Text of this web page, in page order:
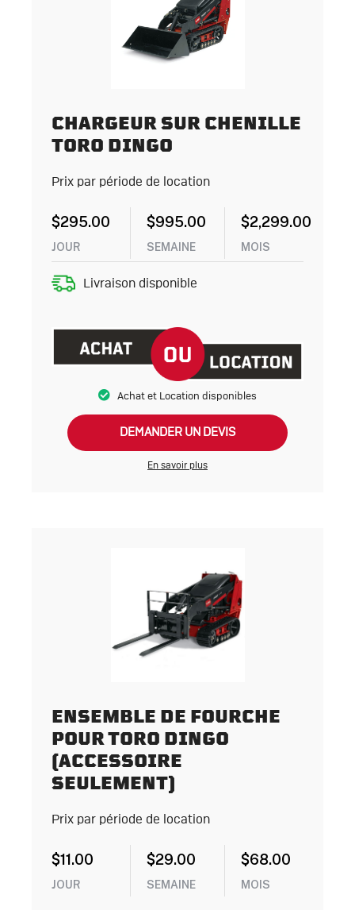
CHARGEUR SUR CHENILLE
TORO DINGO
Prix par période de location
$295.00
JOUR
$995.00
SEMAINE
$2,299.00
MOIS
Livraison disponible
Achat et Location disponibles
DEMANDER UN DEVIS
En savoir plus
ENSEMBLE DE FOURCHE
POUR TORO DINGO
(ACCESSOIRE
SEULEMENT)
Prix par période de location
$11.00
JOUR
$29.00
SEMAINE
$68.00
MOIS